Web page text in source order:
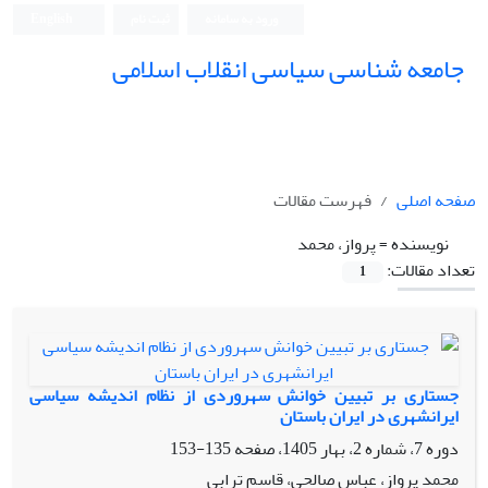
جامعه شناسی سیاسی انقلاب اسلامی
صفحه اصلی
فهرست مقالات
نویسنده =پرواز، محمد
تعداد مقالات:
1
جستاری بر تبیین خوانش سهروردی از نظام اندیشه سیاسی
ایرانشهری در ایران باستان
دوره 7، شماره 2، بهار 1405، صفحه
135-153
محمد پرواز، عباس صالحی، قاسم ترابی